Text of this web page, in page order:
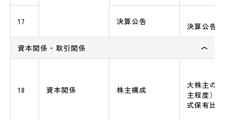
17 決算公告 決算公告
資本関係・取引関係
18 資本関係 株主構成
大株主の
主程度）
式保有比率